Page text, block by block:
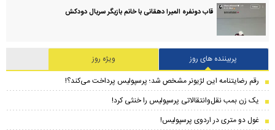
قاب دونفره المیرا دهقانی با خانم بازیگر سریال دودکش
پربیننده های روز
ویژه روز
رقم رضایتنامه این لژیونر مشخص شد؛ پرسپولیس پرداخت می‌کند؟!
یک زن بمب نقل‌وانتقالاتی پرسپولیس را خنثی کرد!
غول دو متری در اردوی پرسپولیس!